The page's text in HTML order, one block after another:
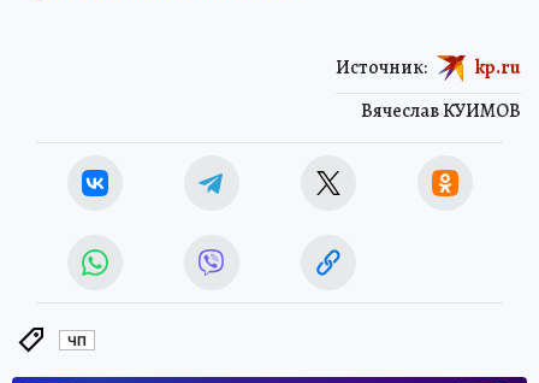
Вячеслав КУИМОВ
Источник: kp.ru
ЧП